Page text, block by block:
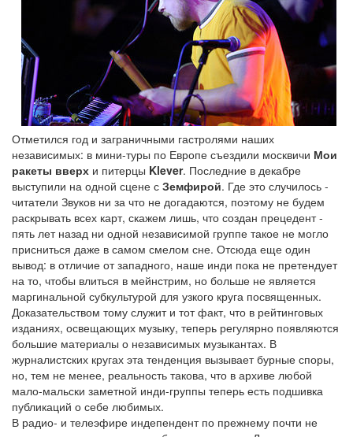
Отметился год и заграничными гастролями наших
независимых: в мини-туры по Европе съездили москвичи Мои
ракеты вверх и питерцы Klever. Последние в декабре
выступили на одной сцене с Земфирой. Где это случилось -
читатели Звуков ни за что не догадаются, поэтому не будем
раскрывать всех карт, скажем лишь, что создан прецедент -
пять лет назад ни одной независимой группе такое не могло
присниться даже в самом смелом сне. Отсюда еще один
вывод: в отличие от западного, наше инди пока не претендует
на то, чтобы влиться в мейнстрим, но больше не является
маргинальной субкультурой для узкого круга посвященных.
Доказательством тому служит и тот факт, что в рейтинговых
изданиях, освещающих музыку, теперь регулярно появляются
большие материалы о независимых музыкантах. В
журналистских кругах эта тенденция вызывает бурные споры,
но, тем не менее, реальность такова, что в архиве любой
мало-мальски заметной инди-группы теперь есть подшивка
публикаций о себе любимых.
В радио- и телеэфире индепендент по прежнему почти не